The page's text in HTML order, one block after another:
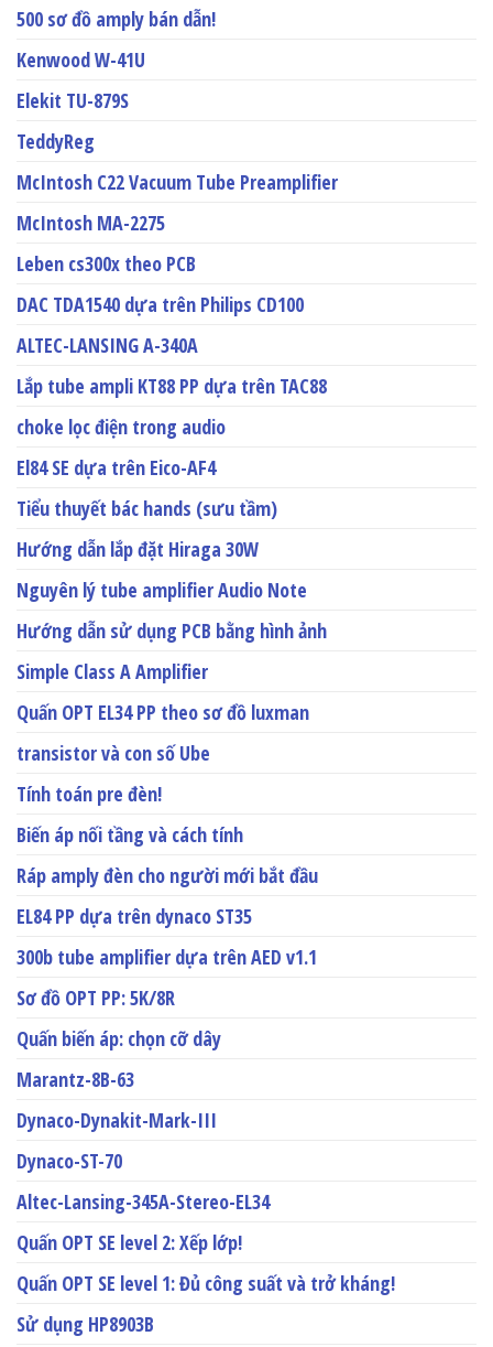
500 sơ đồ amply bán dẫn!
Kenwood W-41U
Elekit TU-879S
TeddyReg
McIntosh C22 Vacuum Tube Preamplifier
McIntosh MA-2275
Leben cs300x theo PCB
DAC TDA1540 dựa trên Philips CD100
ALTEC-LANSING A-340A
Lắp tube ampli KT88 PP dựa trên TAC88
choke lọc điện trong audio
El84 SE dựa trên Eico-AF4
Tiểu thuyết bác hands (sưu tầm)
Hướng dẫn lắp đặt Hiraga 30W
Nguyên lý tube amplifier Audio Note
Hướng dẫn sử dụng PCB bằng hình ảnh
Simple Class A Amplifier
Quấn OPT EL34 PP theo sơ đồ luxman
transistor và con số Ube
Tính toán pre đèn!
Biến áp nối tầng và cách tính
Ráp amply đèn cho người mới bắt đầu
EL84 PP dựa trên dynaco ST35
300b tube amplifier dựa trên AED v1.1
Sơ đồ OPT PP: 5K/8R
Quấn biến áp: chọn cỡ dây
Marantz-8B-63
Dynaco-Dynakit-Mark-III
Dynaco-ST-70
Altec-Lansing-345A-Stereo-EL34
Quấn OPT SE level 2: Xếp lớp!
Quấn OPT SE level 1: Đủ công suất và trở kháng!
Sử dụng HP8903B